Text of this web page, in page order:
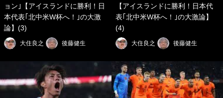
ョン｣【アイスランドに勝利！日
本代表｢北中米W杯へ！｣の大激
論】(3)
大住良之 後藤健生
【アイスランドに勝利！日本代
表｢北中米W杯へ！｣の大激論】
(4)
大住良之 後藤健生